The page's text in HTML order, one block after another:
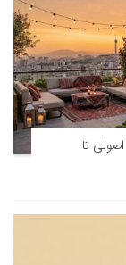
اصولی تا